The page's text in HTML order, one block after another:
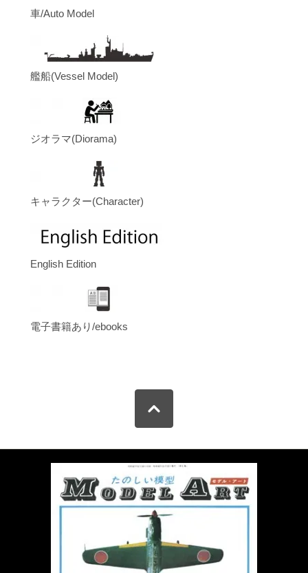
車/Auto Model
艦船(Vessel Model)
ジオラマ(Diorama)
キャラクター(Character)
English Edition
電子書籍あり/ebooks